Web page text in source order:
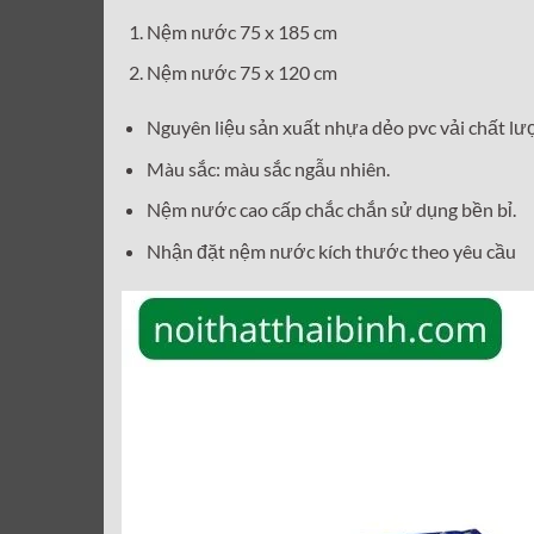
Nệm nước 75 x 185 cm
Nệm nước 75 x 120 cm
Nguyên liệu sản xuất nhựa dẻo pvc vải chất
Màu sắc: màu sắc ngẫu nhiên.
Nệm nước cao cấp chắc chắn sử dụng bền bỉ.
Nhận đặt nệm nước kích thước theo yêu cầu